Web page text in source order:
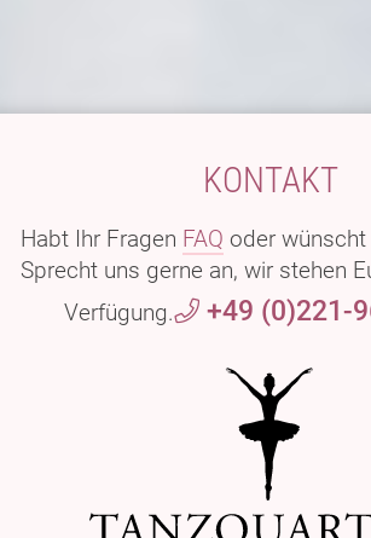
KONTAKT
Habt Ihr Fragen FAQ oder wünscht
Sprecht uns gerne an, wir stehen
Verfügung.
+49 (0)221-